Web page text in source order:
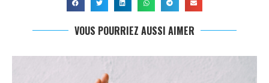
VOUS POURRIEZ AUSSI AIMER